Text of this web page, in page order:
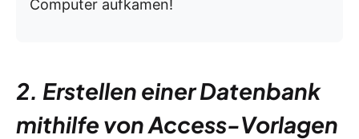
Computer aufkamen!
2. Erstellen einer Datenbank
mithilfe von Access-Vorlagen